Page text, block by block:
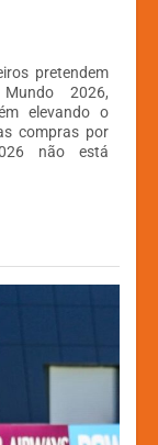
pretendem
2026,
elevando o
compras por
não está